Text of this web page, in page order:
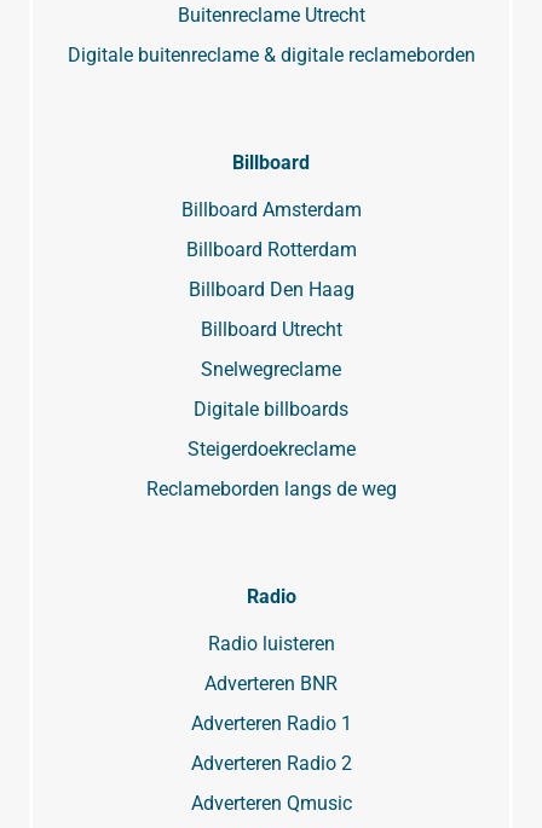
Buitenreclame Utrecht
Digitale buitenreclame & digitale reclameborden
Billboard
Billboard Amsterdam
Billboard Rotterdam
Billboard Den Haag
Billboard Utrecht
Snelwegreclame
Digitale billboards
Steigerdoekreclame
Reclameborden langs de weg
Radio
Radio luisteren
Adverteren BNR
Adverteren Radio 1
Adverteren Radio 2
Adverteren Qmusic